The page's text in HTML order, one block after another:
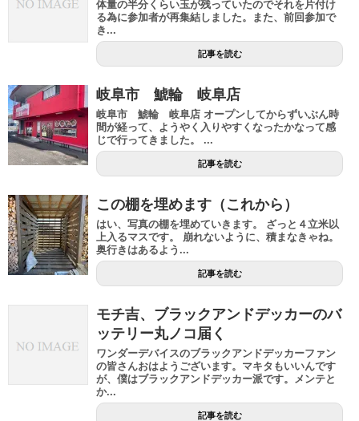
体量の半分くらい玉が残っていたのでそれを片付け
る為に参加者が再集結しました。また、前回参加で
き...
記事を読む
岐阜市 鯱輪 岐阜店
岐阜市 鯱輪 岐阜店 オープンしてからずいぶん時
間が経って、ようやく入りやすくなったかなって感
じで行ってきました。 ...
記事を読む
この棚を埋めます（これから）
はい、写真の棚を埋めていきます。 ざっと４立米以
上入るマスです。 崩れないように、積まなきゃね。
奥行きはあるよう...
記事を読む
モチ吉、ブラックアンドデッカーのバ
ッテリー丸ノコ届く
ワンダーデバイスのブラックアンドデッカーファン
の皆さんおはようございます。マキタもいいんです
が、僕はブラックアンドデッカー派です。メンテと
か...
記事を読む